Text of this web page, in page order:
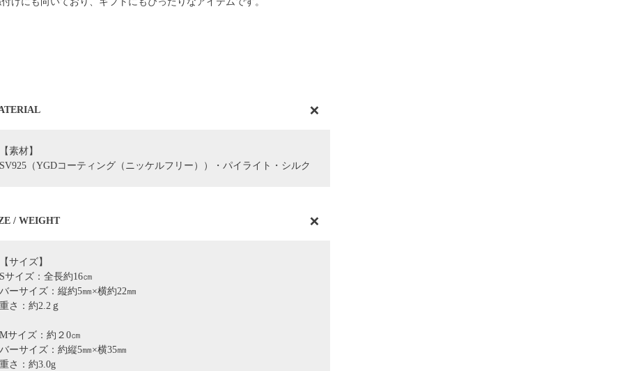
【素材】
SV925（YGDコーティング（ニッケルフリー））・パイライト・シルク
/ WEIGHT
【サイズ】
Sサイズ：全長約16㎝
バーサイズ：縦約5㎜×横約22㎜
重さ：約2.2ｇ
Mサイズ：約２0㎝
バーサイズ：約縦5㎜×横35㎜
重さ：約3.0g